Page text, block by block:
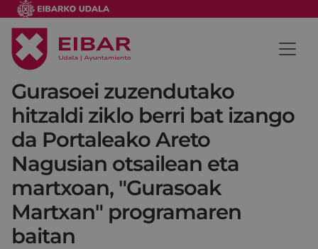
Gurasoei zuzendutako
hitzaldi ziklo berri bat izango
da Portaleako Areto
Nagusian otsailean eta
martxoan, "Gurasoak
Martxan" programaren
baitan